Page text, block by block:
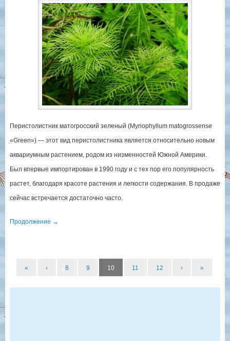
Перистолистник матогросский зеленый (Myriophyllum matogrossense
«Green») — этот вид перистолистника является относительно новым
аквариумным растением, родом из низменностей Южной Америки.
Был впервые импортирован в 1990 году и с тех пор его популярность
растет, благодаря красоте растения и легкости содержания. В продаже
сейчас встречается достаточно часто.
Продолжение →
« ‹ 8 9 10 11 12 › »